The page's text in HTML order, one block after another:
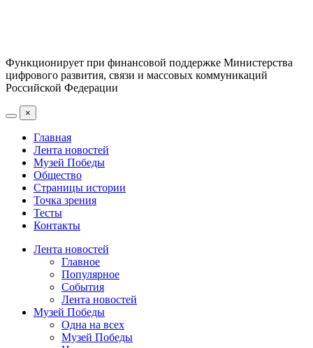
Функционирует при финансовой поддержке Министерства
цифрового развития, связи и массовых коммуникаций
Российской Федерации
×
Главная
Лента новостей
Музей Победы
Общество
Страницы истории
Точка зрения
Тесты
Контакты
Лента новостей
Главное
Популярное
События
Лента новостей
Музей Победы
Одна на всех
Музей Победы